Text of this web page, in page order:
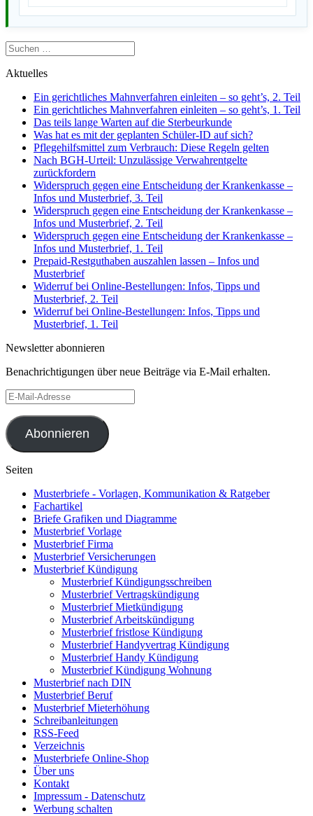
Suchen
nach:
Aktuelles
Ein gerichtliches Mahnverfahren einleiten – so geht’s, 2. Teil
Ein gerichtliches Mahnverfahren einleiten – so geht’s, 1. Teil
Das teils lange Warten auf die Sterbeurkunde
Was hat es mit der geplanten Schüler-ID auf sich?
Pflegehilfsmittel zum Verbrauch: Diese Regeln gelten
Nach BGH-Urteil: Unzulässige Verwahrentgelte
zurückfordern
Widerspruch gegen eine Entscheidung der Krankenkasse –
Infos und Musterbrief, 3. Teil
Widerspruch gegen eine Entscheidung der Krankenkasse –
Infos und Musterbrief, 2. Teil
Widerspruch gegen eine Entscheidung der Krankenkasse –
Infos und Musterbrief, 1. Teil
Prepaid-Restguthaben auszahlen lassen – Infos und
Musterbrief
Widerruf bei Online-Bestellungen: Infos, Tipps und
Musterbrief, 2. Teil
Widerruf bei Online-Bestellungen: Infos, Tipps und
Musterbrief, 1. Teil
Newsletter abonnieren
Benachrichtigungen über neue Beiträge via E-Mail erhalten.
E-
Mail-
Adresse
Abonnieren
Seiten
Musterbriefe - Vorlagen, Kommunikation & Ratgeber
Fachartikel
Briefe Grafiken und Diagramme
Musterbrief Vorlage
Musterbrief Firma
Musterbrief Versicherungen
Musterbrief Kündigung
Musterbrief Kündigungsschreiben
Musterbrief Vertragskündigung
Musterbrief Mietkündigung
Musterbrief Arbeitskündigung
Musterbrief fristlose Kündigung
Musterbrief Handyvertrag Kündigung
Musterbrief Handy Kündigung
Musterbrief Kündigung Wohnung
Musterbrief nach DIN
Musterbrief Beruf
Musterbrief Mieterhöhung
Schreibanleitungen
RSS-Feed
Verzeichnis
Musterbriefe Online-Shop
Über uns
Kontakt
Impressum - Datenschutz
Werbung schalten